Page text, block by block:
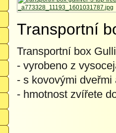
Transportní
Transportní box
- vyrobeno z
- s kovovými
- hmotnost zvířete